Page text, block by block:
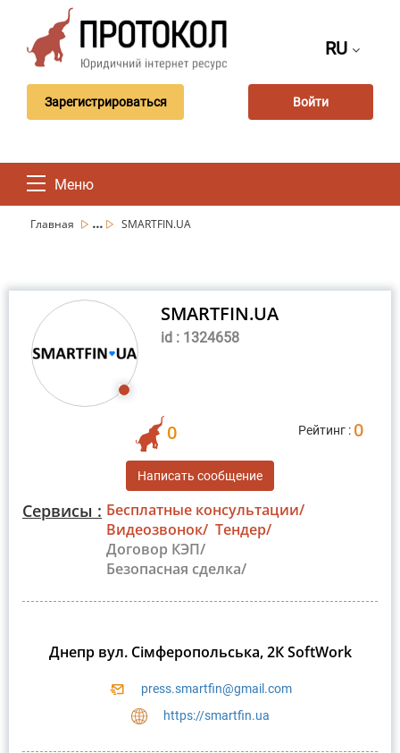
RU
Зарегистрироваться Войти
Меню
Главная ... SMARTFIN.UA
SMARTFIN.UA
id : 1324658
0 Рейтинг : 0
Написать сообщение
Сервисы : Бесплатные консультации/
Видеозвонок/ Тендер/
Договор КЭП/
Безопасная сделка/
Днепр вул. Сімферопольська, 2К SoftWork
press.smartfin@gmail.com
https://smartfin.ua